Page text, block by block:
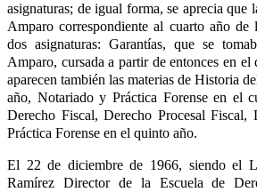
asignaturas; de igual forma, se aprecia que
Amparo correspondiente al cuarto año
dos asignaturas: Garantías, que se
Amparo, cursada a partir de entonces en el
aparecen también las materias de Historia
año, Notariado y Práctica Forense en el
Derecho Fiscal, Derecho Procesal
Práctica Forense en el quinto año.
El 22 de diciembre de 1966, siendo el
Ramírez Director de la Escuela de